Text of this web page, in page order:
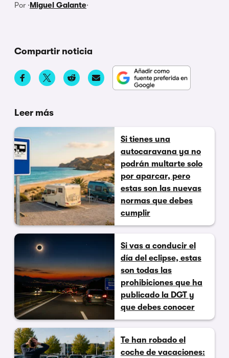
Por ·Miguel Galante·
Compartir noticia
Leer más
Si tienes una
autocaravana ya no
podrán multarte solo
por aparcar, pero
estas son las nuevas
normas que debes
cumplir
Si vas a conducir el
día del eclipse, estas
son todas las
prohibiciones que ha
publicado la DGT y
que debes conocer
Te han robado el
coche de vacaciones: